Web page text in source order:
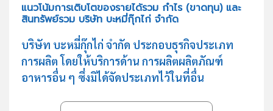
แนวโน้มการเติบโตของรายได้รวม กำไร (ขาดทุน) และ
สินทรัพย์รวม บริษัท บะหมี่กุ๊กไก่ จำกัด
บริษัท บะหมี่กุ๊กไก่ จำกัด ประกอบธุรกิจประเภท
การผลิต โดยให้บริการด้าน การผลิตผลิตภัณฑ์
อาหารอื่น ๆ ซึ่งมิได้จัดประเภทไว้ในที่อื่น